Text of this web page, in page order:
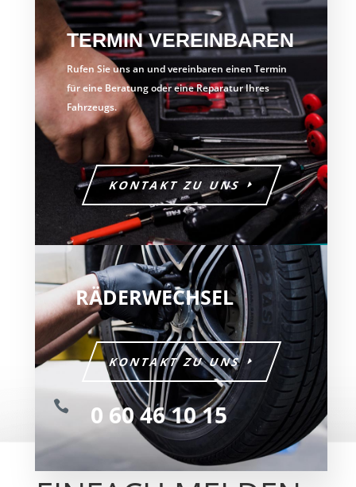
TERMIN VEREINBAREN
Rufen Sie uns an und vereinbaren einen Termin
für eine Beratung oder eine Reparatur Ihres
Fahrzeugs.
KONTAKT ZU UNS
RÄDERWECHSEL
KONTAKT ZU UNS
 0 60 46 10 15